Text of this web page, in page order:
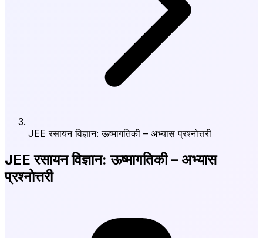
JEE रसायन विज्ञान: ऊष्मागतिकी – अभ्यास प्रश्नोत्तरी
JEE रसायन विज्ञान: ऊष्मागतिकी – अभ्यास
प्रश्नोत्तरी